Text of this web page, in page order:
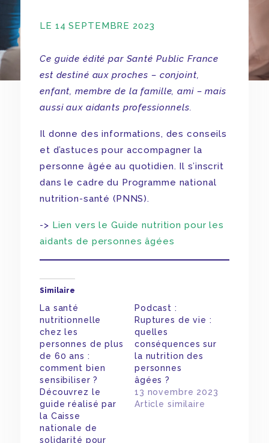
LE 14 SEPTEMBRE 2023
Ce guide édité par Santé Public France
est destiné aux proches – conjoint,
enfant, membre de la famille, ami – mais
aussi aux aidants professionnels.
Il donne des informations, des conseils
et d’astuces pour accompagner la
personne âgée au quotidien. Il s’inscrit
dans le cadre du Programme national
nutrition-santé (PNNS).
-> Lien vers le Guide nutrition pour les
aidants de personnes âgées
Similaire
La santé
nutritionnelle
chez les
personnes de plus
de 60 ans :
comment bien
sensibiliser ?
Découvrez le
guide réalisé par
la Caisse
nationale de
solidarité pour
Podcast :
Ruptures de vie :
quelles
conséquences sur
la nutrition des
personnes
âgées ?
13 novembre 2023
Article similaire